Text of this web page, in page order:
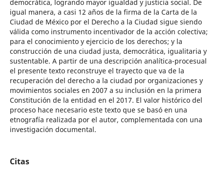
democrática, logrando mayor igualdad y justicia social. De
igual manera, a casi 12 años de la firma de la Carta de la
Ciudad de México por el Derecho a la Ciudad sigue siendo
válida como instrumento incentivador de la acción colectiva;
para el conocimiento y ejercicio de los derechos; y la
construcción de una ciudad justa, democrática, igualitaria y
sustentable. A partir de una descripción analítica-procesual
el presente texto reconstruye el trayecto que va de la
recuperación del derecho a la ciudad por organizaciones y
movimientos sociales en 2007 a su inclusión en la primera
Constitución de la entidad en el 2017. El valor histórico del
proceso hace necesario este texto que se basó en una
etnografía realizada por el autor, complementada con una
investigación documental.
Citas